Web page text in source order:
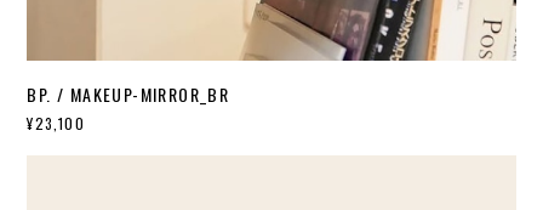
BP. / MAKEUP-MIRROR_BR
¥23,100